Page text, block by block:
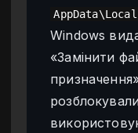
Windows
«Замінити